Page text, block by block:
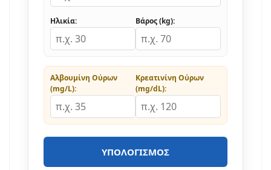
Ηλικία: Βάρος (kg):
Αλβουμίνη Ούρων
(mg/L):
Κρεατινίνη Ούρων
(mg/dL):
ΥΠΟΛΟΓΙΣΜΌΣ